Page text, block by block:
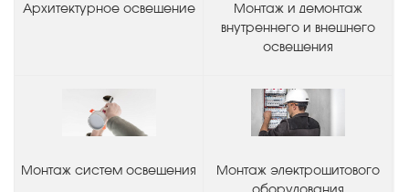
Архитектурное освещение
Монтаж и демонтаж
внутреннего и внешнего
освещения
Монтаж систем освещения
Монтаж электрощитового